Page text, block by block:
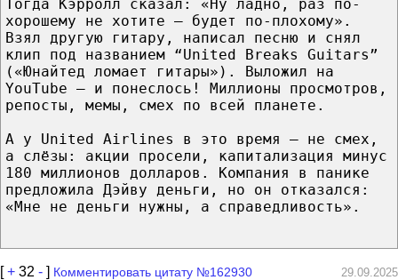
Тогда Кэрролл сказал: «Ну ладно, раз по-
хорошему не хотите — будет по-плохому».
Взял другую гитару, написал песню и снял
клип под названием “United Breaks Guitars”
(«Юнайтед ломает гитары»). Выложил на
YouTube — и понеслось! Миллионы просмотров,
репосты, мемы, смех по всей планете.
А у United Airlines в это время — не смех,
а слёзы: акции просели, капитализация минус
180 миллионов долларов. Компания в панике
предложила Дэйву деньги, но он отказался:
«Мне не деньги нужны, а справедливость».
[+ 32 - ] Комментировать цитату №162930 29.09.2025